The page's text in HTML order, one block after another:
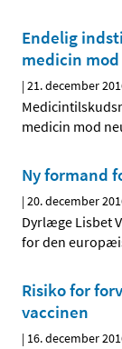
Endelig
medicin
|21. december
medicin mod
Ny formand
|20. december
Dyrlæge Lisbet
for den
Risiko for
vaccinen
| 16. december